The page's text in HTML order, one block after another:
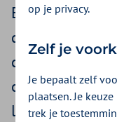
Een blokje om,
de duinen?
conditie en
ook heel
lange dag aan
op je privacy.
Zelf je
Je bepaalt zelf
plaatsen. Je
trek je